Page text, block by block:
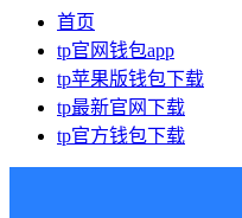
首页
tp官网钱包app
tp苹果版钱包下载
tp最新官网下载
tp官方钱包下载